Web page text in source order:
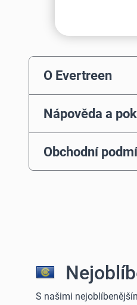
O Evertreen
Nápověda a
Obchodní
S našimi